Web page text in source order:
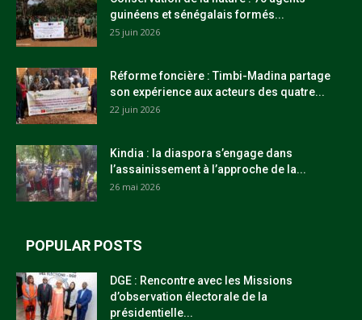
guinéens et sénégalais formés...
25 juin 2026
Réforme foncière : Timbi-Madina partage
son expérience aux acteurs des quatre...
22 juin 2026
Kindia : la diaspora s’engage dans
l’assainissement à l’approche de la...
26 mai 2026
POPULAR POSTS
DGE : Rencontre avec les Missions
d’observation électorale de la
présidentielle...